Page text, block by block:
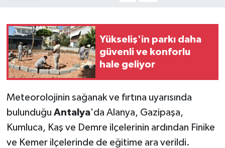
Yükseliş'in parkı daha
güvenli ve konforlu
hale geliyor
Meteorolojinin sağanak ve fırtına uyarısında
bulunduğu Antalya'da Alanya, Gazipaşa,
Kumluca, Kaş ve Demre ilçelerinin ardından Finike
ve Kemer ilçelerinde de eğitime ara verildi.
Öğle Bülteni
Sağlık
Siyaset
Sosyal medya